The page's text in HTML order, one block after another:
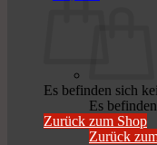
Es befinden sich
Zurück zum Shop
Es
Zurück